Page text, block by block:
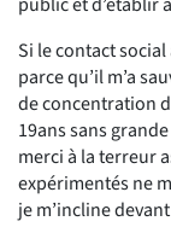
Si le contact
parce qu’il m’a
de concentration
19ans sans
merci à la terreur
expérimentés ne
je m’incline